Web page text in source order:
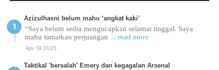
Azizulhasni belum mahu ‘angkat kaki’
“Saya belum sedia mengucapkan selamat tinggal. Saya
mahu tamatkan perjuangan ... read more
Apr 19 2025
Taktikal 'bersalah' Emery dan kegagalan Arsenal